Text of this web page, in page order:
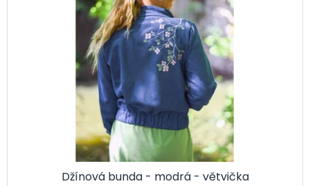
Džínová bunda - modrá - větvička